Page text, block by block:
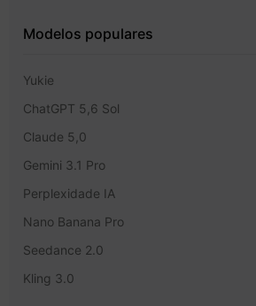
Modelos populares
Yukie
ChatGPT 5,6 Sol
Claude 5,0
Gemini 3.1 Pro
Perplexidade IA
Nano Banana Pro
Seedance 2.0
Kling 3.0